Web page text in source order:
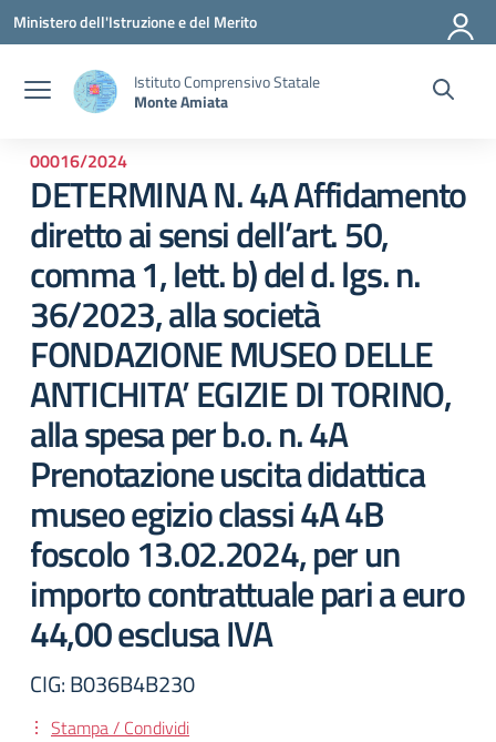
Vai ai contenuti
Vai al menu di navigazione
Vai al footer
Ministero dell'Istruzione e del Merito
Istituto Comprensivo Statale
Monte Amiata
00016/2024
DETERMINA N. 4A Affidamento
diretto ai sensi dell’art. 50,
comma 1, lett. b) del d. lgs. n.
36/2023, alla società
FONDAZIONE MUSEO DELLE
ANTICHITA’ EGIZIE DI TORINO,
alla spesa per b.o. n. 4A
Prenotazione uscita didattica
museo egizio classi 4A 4B
foscolo 13.02.2024, per un
importo contrattuale pari a euro
44,00 esclusa IVA
CIG: B036B4B230
Stampa / Condividi